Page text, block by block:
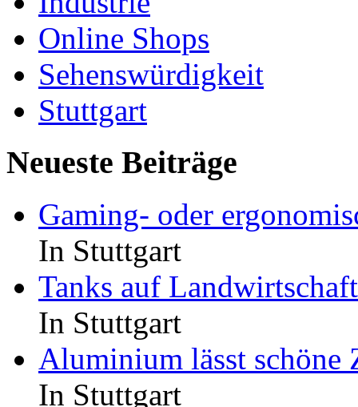
Online Shops
Sehenswürdigkeit
Stuttgart
Neueste Beiträge
Gaming- oder
In Stuttgart
Tanks auf
In Stuttgart
Aluminium lässt schöne
In Stuttgart